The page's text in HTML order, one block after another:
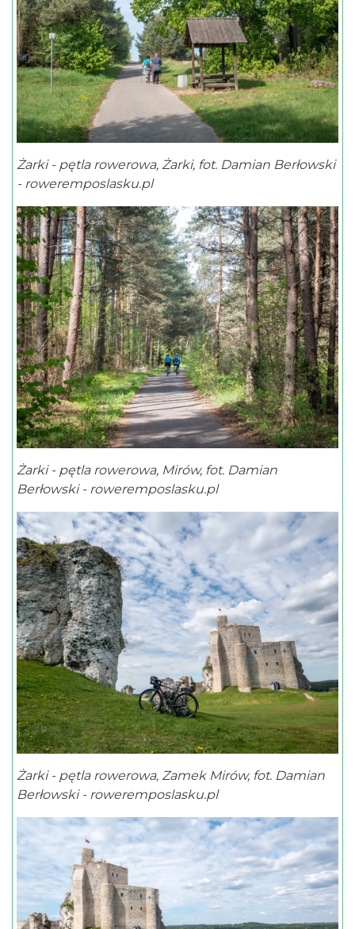
Żarki - pętla rowerowa, Żarki, fot. Damian Berłowski
- roweremposlasku.pl
Żarki - pętla rowerowa, Mirów, fot. Damian
Berłowski - roweremposlasku.pl
Żarki - pętla rowerowa, Zamek Mirów, fot. Damian
Berłowski - roweremposlasku.pl